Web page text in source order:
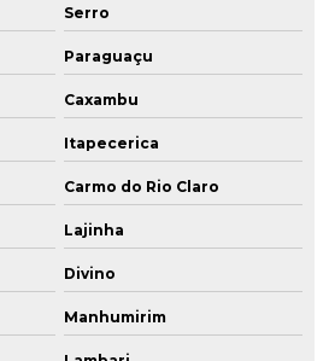
Serro
Paraguaçu
Caxambu
Itapecerica
Carmo do Rio Claro
Lajinha
Divino
Manhumirim